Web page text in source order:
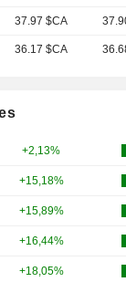
37.97 $CA
36.17 $CA
+2,13%
+15,18%
+15,89%
+16,44%
+18,05%